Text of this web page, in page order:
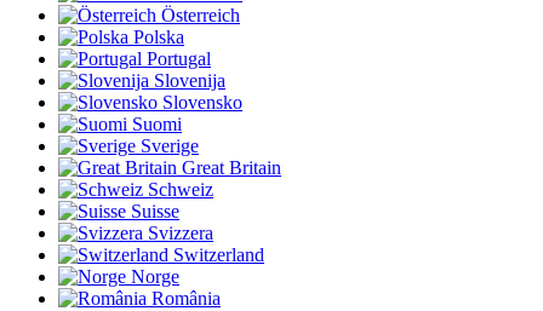
Österreich
Polska
Portugal
Slovenija
Slovensko
Suomi
Sverige
Great Britain
Schweiz
Suisse
Svizzera
Switzerland
Norge
România